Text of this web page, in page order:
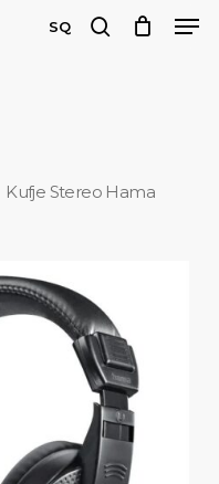
SQ
Kufje Stereo Hama